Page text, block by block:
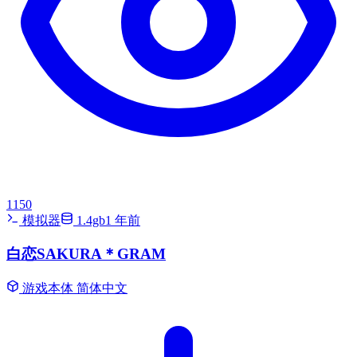
1150
模拟器
1.4gb1 年前
白恋SAKURA＊GRAM
游戏本体 简体中文